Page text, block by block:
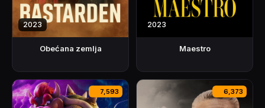
2023
Obećana zemlja
2023
Maestro
7,593 6,373